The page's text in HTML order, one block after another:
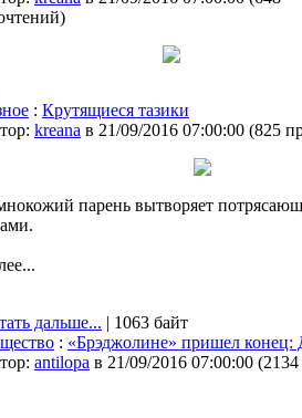
)
: Крутящиеся тазики
kreana в 21/09/2016 07:00:00 (825
парень вытворяет
дальше... | 1063 байт
: «Брэджолине» пришел конец:
antilopa в 21/09/2016 07:00:00 (